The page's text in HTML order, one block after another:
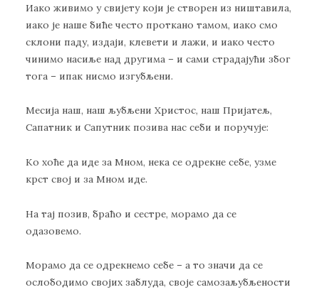
Иако живимо у свијету који је створен из ништавила,
иако је наше биће често проткано тамом, иако смо
склони паду, издаји, клевети и лажи, и иако често
чинимо насиље над другима – и сами страдајући због
тога – ипак нисмо изгубљени.
Месија наш, наш љубљени Христос, наш Пријатељ,
Сапатник и Сапутник позива нас себи и поручује:
Ко хоће да иде за Мном, нека се одрекне себе, узме
крст свој и за Мном иде.
На тај позив, браћо и сестре, морамо да се
одазовемо.
Морамо да се одрекнемо себе – а то значи да се
ослободимо својих заблуда, своје самозаљубљености